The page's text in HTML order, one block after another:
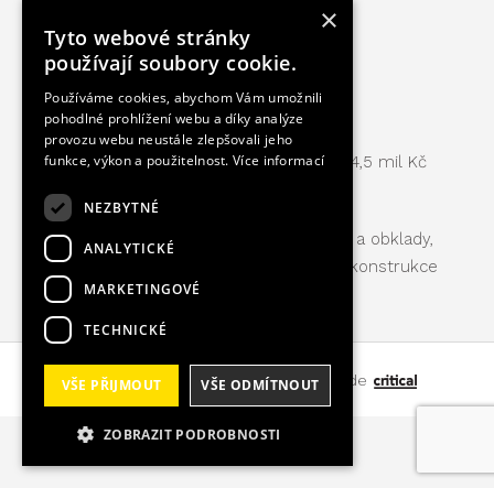
Kino Svět Hodonín
Celková hodnota realizované části:
4,5 mil Kč
Doba realizace:
Použité materiály:
dřevěné podhledy a obklady,
obklady Texaa, obklady Ecophon, SDK konstrukce
Rigips
Copyright 2026 by ESPRIT s.r.o. made
×
Tyto webové stránky
používají soubory cookie.
Používáme cookies, abychom Vám umožnili
pohodlné prohlížení webu a díky analýze
provozu webu neustále zlepšovali jeho
funkce, výkon a použitelnost.Více informací
NEZBYTNÉ
ANALYTICKÉ
MARKETINGOVÉ
TECHNICKÉ
VŠE PŘIJMOUT VŠE ODMÍTNOUT
ZOBRAZIT PODROBNOSTI